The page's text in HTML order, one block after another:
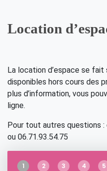
Location
La location d’espace se fait
disponibles hors cours des
plus d’information, vous
ligne.
Pour tout autres questions
ou 06.71.93.54.75
1 2 3 4 5